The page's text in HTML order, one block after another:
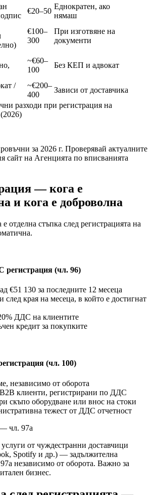
€20–50
Еднократен, ако
нямаш
€100–
300
При изготвяне на
документи
~€60–
100
Без КЕП и адвокат
/
~€200–
400
Зависи от доставчика
разходи при регистрация на
за 2026 г. Проверявай актуалните
сайт на Агенцията по вписванията
— кога е
и кога е доброволна
отделна стъпка след регистрацията на
регистрация (чл. 96)
€51 130 за последните 12 месеца
след края на месеца, в който е достигнат
ДДС на клиентите
кредит за покупките
(чл. 100)
независимо от оборота
клиенти, регистрирани по ДДС
скъпо оборудване или внос на стоки
тежест от ДДС отчетност
чл. 97а
от чуждестранни доставчици
Spotify и др.) — задължителна
независимо от оборота. Важно за
бизнес.